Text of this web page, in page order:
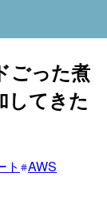
ごった煮
してきた
ト
AWS